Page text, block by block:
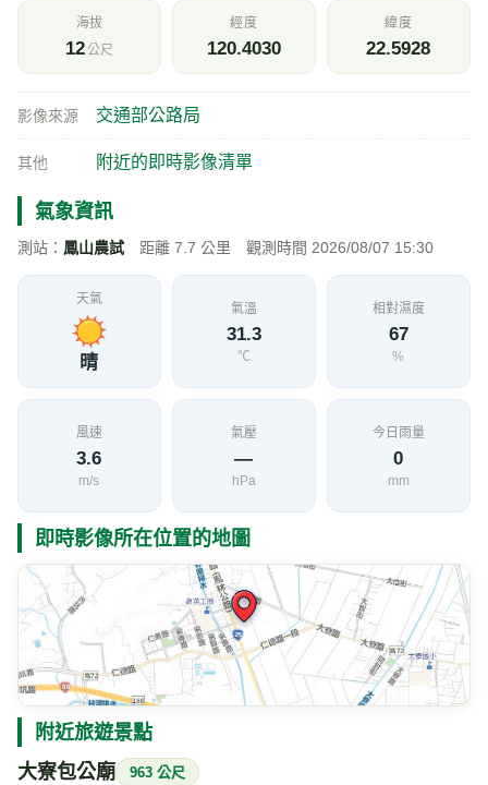
海拔
12公尺
經度
120.4030
緯度
22.5928
影像來源 交通部公路局
其他 附近的即時影像清單
氣象資訊
測站： 鳳山農試 距離 7.7 公里 觀測時間 2026/08/07 15:30
天氣
晴
氣溫
31.3
℃
相對濕度
67
%
風速
3.6
m/s
氣壓
—
hPa
今日雨量
0
mm
即時影像所在位置的地圖
附近旅遊景點
大寮包公廟 963 公尺